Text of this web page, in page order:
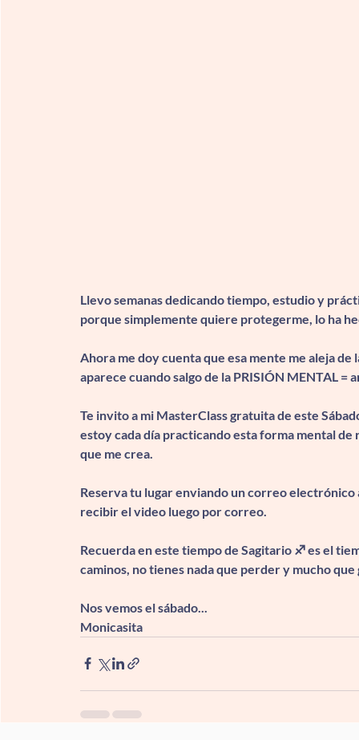
Llevo semanas dedicando tiempo, estudio y
porque simplemente quiere protegerme, lo ha
Ahora me doy cuenta que esa mente me aleja de
aparece cuando salgo de la PRISIÓN MENTAL =
Te invito a mi MasterClass gratuita de este
estoy cada día practicando esta forma mental
que me crea.
Reserva tu lugar enviando un correo electrónico
recibir el video luego por correo.
Recuerda en este tiempo de Sagitario ♐️ es el
caminos, no tienes nada que perder y mucho que
Nos vemos el sábado...
Monicasita